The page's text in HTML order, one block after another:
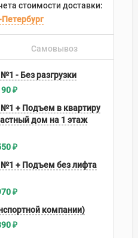
стоимости доставки:
Самовывоз
- Без разгрузки
₽
+ Подъем в квартиру
дом на 1 этаж
₽
№1 + Подъем без лифта
₽
компании)
₽